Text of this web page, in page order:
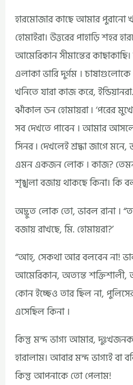
হারমোজার কাছে আমার
হোমাইরা। উত্তরের পাহাড়ি শহর
আমেরিকান সীমান্তের
এলাকা ভারি দুর্গম ।
খনিতে যারা কাজ করে,
ঝাঁকাল ডন হোমায়রা ৷ ‘পরের
সব দেখতে পাবেন । আমার
সিনর ৷ দেখলেই শ্রদ্ধা জাগে
এমন একজন লোক । কাজ?
শৃঙ্খলা বজায় থাকছে কিনা। কি
অদ্ভুত লোক তো, ভাবল রানা ।
বজায় রাখছে, মি. হোমায়রা?’
“আহ্‌, সেকথা আর বলবেন না!
আমেরিকান, অত্যন্ত শক্তিশালী,
কোন ইচ্ছেও তার ছিল না,
এসেছিল কিনা ।
কিন্তু মন্দ ভাগ্য আমার,
হারালাম। আবার মন্দ ভাগ্যই বা
কিন্তু আপনাকে তো পেলাম!